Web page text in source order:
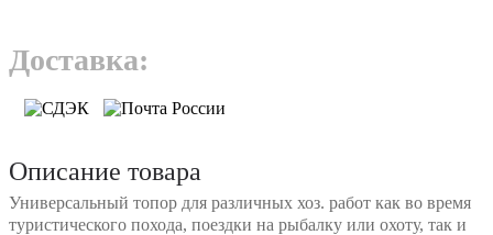
Доставка:
Описание товара
Универсальный топор для различных хоз. работ как во время
туристического похода, поездки на рыбалку или охоту, так и